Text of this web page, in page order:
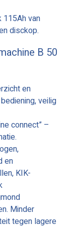
115Ah van
disckop.
B 50
en
veilig
connect” –
en
KIK-
Minder
tegen lagere